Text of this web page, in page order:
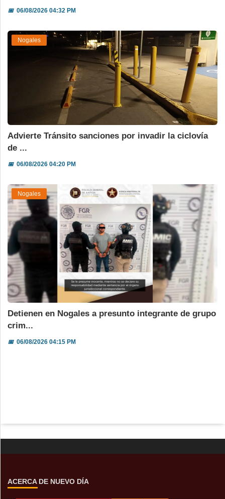
📅06/08/2026 04:32 PM
Nogales
Advierte Tránsito sanciones por invadir la ciclovía
de ...
📅06/08/2026 04:20 PM
Nogales
Detienen en Nogales a presunto integrante de grupo
crim...
📅06/08/2026 04:15 PM
ACERCA DE NUEVO DÍA